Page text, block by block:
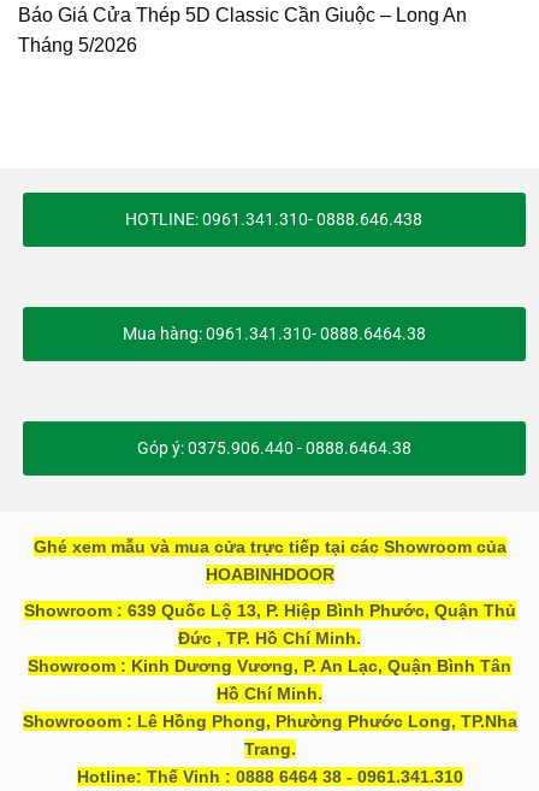
Báo Giá Cửa Thép 5D Classic Cần Giuộc – Long An
Tháng 5/2026
HOTLINE: 0961.341.310- 0888.646.438
Mua hàng: 0961.341.310- 0888.6464.38
Góp ý: 0375.906.440 - 0888.6464.38
Ghé xem mẫu và mua cửa trực tiếp tại các Showroom của
HOABINHDOOR
Showroom : 639 Quốc Lộ 13, P. Hiệp Bình Phước, Quận Thủ
Đức , TP. Hồ Chí Minh.
Showroom : Kinh Dương Vương, P. An Lạc, Quận Bình Tân
Hồ Chí Minh.
Showrooom : Lê Hồng Phong, Phường Phước Long, TP.Nha
Trang.
Hotline: Thế Vinh : 0888 6464 38 - 0961.341.310